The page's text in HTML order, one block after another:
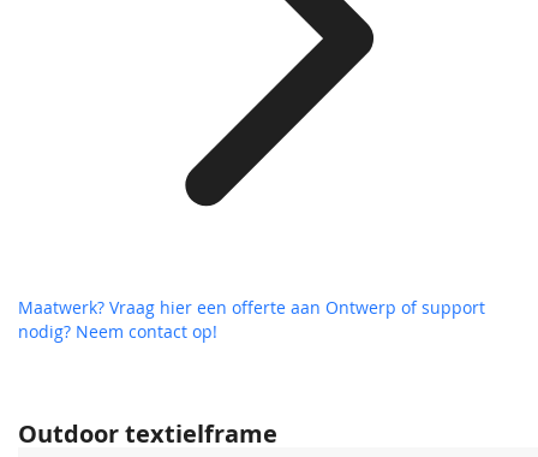
Outdoor textielframe
Maatwerk? Vraag hier een offerte aan Ontwerp of support
nodig? Neem contact op!